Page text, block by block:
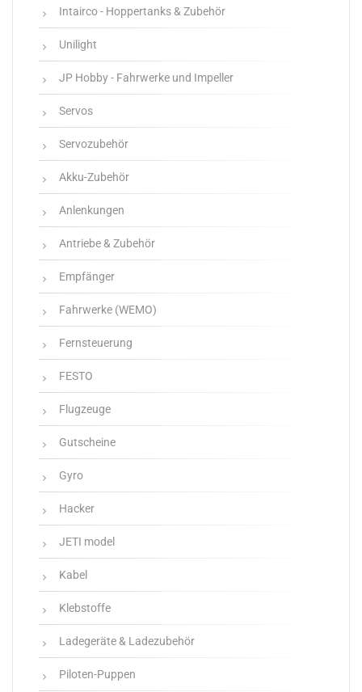
Intairco - Hoppertanks & Zubehör
Unilight
JP Hobby - Fahrwerke und Impeller
Servos
Servozubehör
Akku-Zubehör
Anlenkungen
Antriebe & Zubehör
Empfänger
Fahrwerke (WEMO)
Fernsteuerung
FESTO
Flugzeuge
Gutscheine
Gyro
Hacker
JETI model
Kabel
Klebstoffe
Ladegeräte & Ladezubehör
Piloten-Puppen